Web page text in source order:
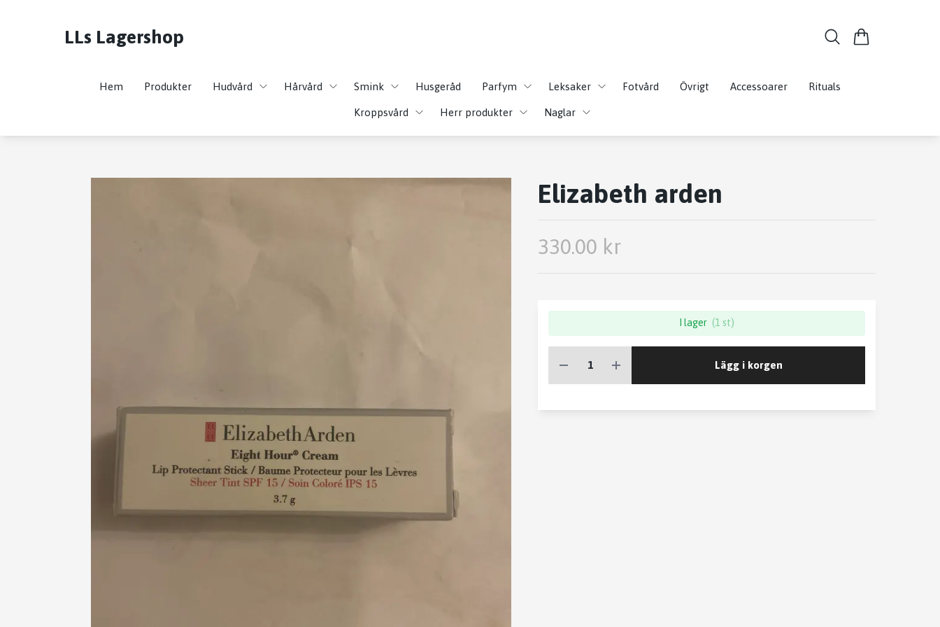
LLs Lagershop
Hem Produkter Hudvård Hårvård Smink Husgeråd Parfym Leksaker Fotvård Övrigt Accessoarer Rituals
Kroppsvård Herr produkter Naglar
Elizabeth arden
330.00 kr
I lager (1 st)
Lägg i korgen